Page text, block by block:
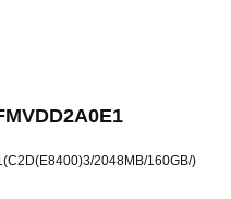
2048MB/160GB/)